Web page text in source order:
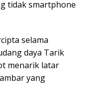
tidak smartphone
selama
daya Tarik
menarik latar
yang